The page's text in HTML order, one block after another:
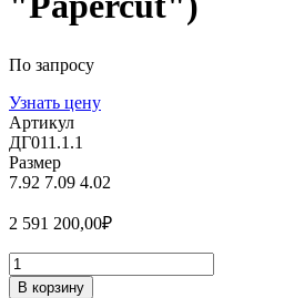
По запросу
Узнать цену
Артикул
ДГ011.1.1
Размер
7.92 7.09 4.02
2 591 200,00₽
Количество
В корзину